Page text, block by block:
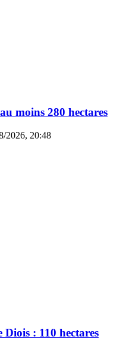
moins 280 hectares
2026, 20:48
Diois : 110 hectares